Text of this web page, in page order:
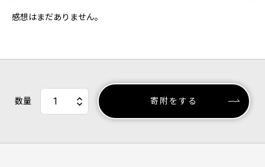
感想はまだありません。
数量 寄附をする